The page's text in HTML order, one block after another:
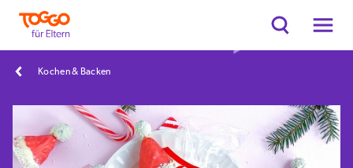
Kochen & Backen